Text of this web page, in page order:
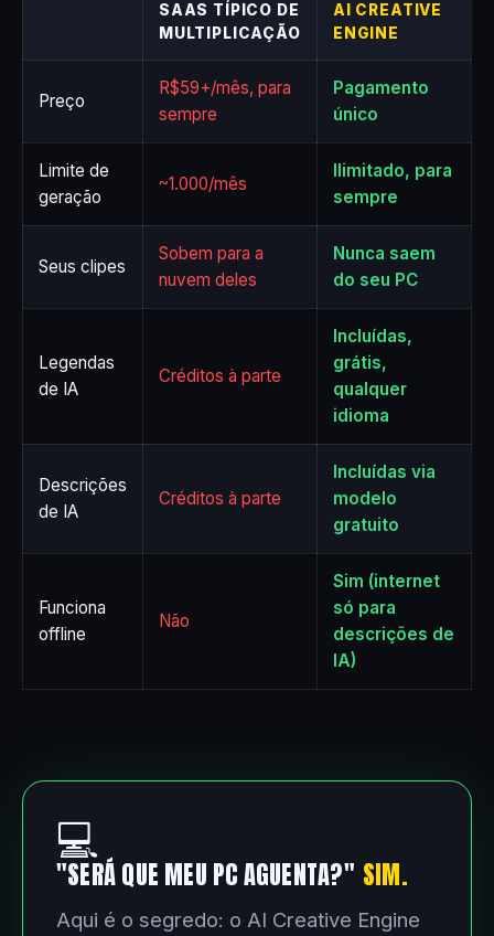
SAAS TÍPICO DE
MULTIPLICAÇÃO
AI CREATIVE
ENGINE
Preço
R$59+/mês, para
sempre
Pagamento
único
Limite de
geração
~1.000/mês
Ilimitado, para
sempre
Seus clipes
Sobem para a
nuvem deles
Nunca saem
do seu PC
Legendas
de IA
Créditos à parte
Incluídas,
grátis,
qualquer
idioma
Descrições
de IA
Créditos à parte
Incluídas via
modelo
gratuito
Funciona
offline
Não
Sim (internet
só para
descrições de
IA)
💻
"SERÁ QUE MEU PC AGUENTA?" SIM.
Aqui é o segredo: o AI Creative Engine